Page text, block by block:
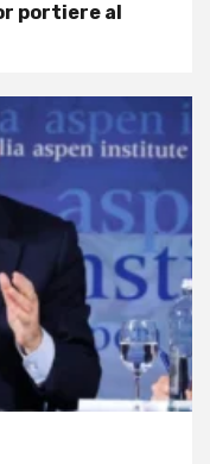
portiere al